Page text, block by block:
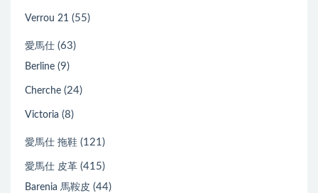
Verrou 21 (55)
愛馬仕 (63)
Berline (9)
Cherche (24)
Victoria (8)
愛馬仕 拖鞋 (121)
愛馬仕 皮革 (415)
Barenia 馬鞍皮 (44)